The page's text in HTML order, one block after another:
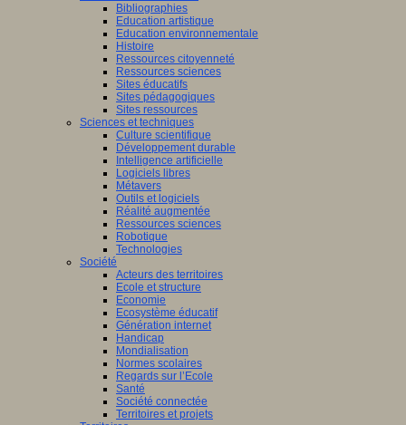
Bibliographies
Education artistique
Education environnementale
Histoire
Ressources citoyenneté
Ressources sciences
Sites éducatifs
Sites pédagogiques
Sites ressources
Sciences et techniques
Culture scientifique
Développement durable
Intelligence artificielle
Logiciels libres
Métavers
Outils et logiciels
Réalité augmentée
Ressources sciences
Robotique
Technologies
Société
Acteurs des territoires
Ecole et structure
Economie
Ecosystème éducatif
Génération internet
Handicap
Mondialisation
Normes scolaires
Regards sur l’Ecole
Santé
Société connectée
Territoires et projets